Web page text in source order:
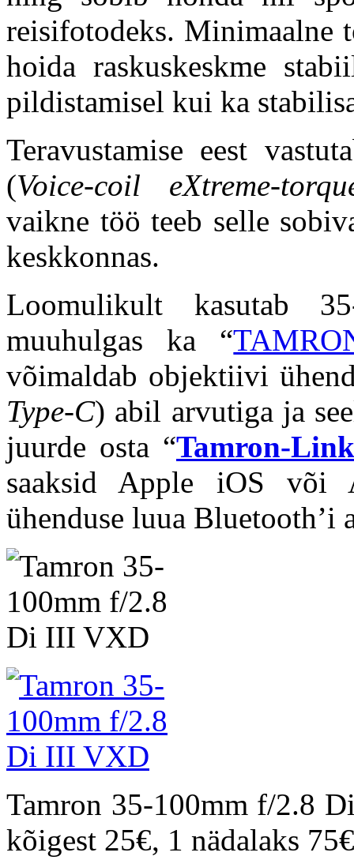
reisifotodeks. Minimaalne
hoida raskuskeskme
pildistamisel kui ka
Teravustamise eest
(Voice-coil eXtreme-
vaikne töö teeb selle
keskkonnas.
Loomulikult kasutab
muuhulgas ka “
võimaldab objektiivi
Type-C) abil arvutiga ja
juurde osta “Tamron-
saaksid Apple iOS või
ühenduse luua Bluetooth’i
Tamron 35-100mm f/2.8
kõigest 25€, 1 nädalaks